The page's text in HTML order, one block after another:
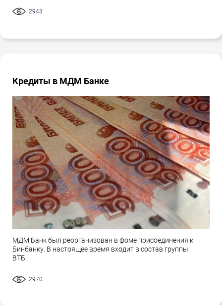
2943
Кредиты в МДМ Банке
МДМ Банк был реорганизован в фоме присоединения к
Бинбанку. В настоящее время входит в состав группы
ВТБ.
2970